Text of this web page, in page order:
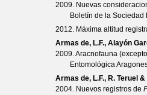
2009. Nuevas
Boletín de la
2012. Máxima altitud
Armas de, L.F., Alayón
2009. Aracnofauna
Entomológica
Armas de, L.F., R. Teruel
2004. Nuevos registros de